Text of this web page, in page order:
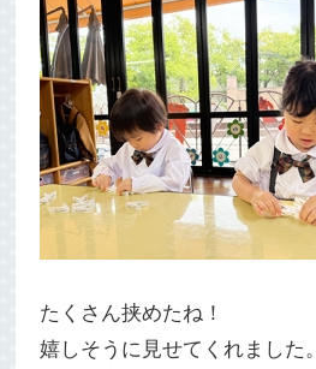
たくさん挟めたね！
嬉しそうに見せてくれました。